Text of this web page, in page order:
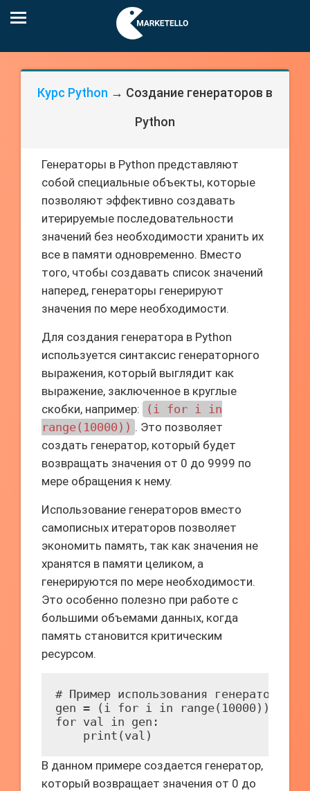
Курс Python → Создание генераторов в
Python
Генераторы в Python представляют
собой специальные объекты, которые
позволяют эффективно создавать
итерируемые последовательности
значений без необходимости хранить их
все в памяти одновременно. Вместо
того, чтобы создавать список значений
наперед, генераторы генерируют
значения по мере необходимости.
Для создания генератора в Python
используется синтаксис генераторного
выражения, который выглядит как
выражение, заключенное в круглые
скобки, например:
(i for i in
range(10000)) . Это позволяет
создать генератор, который будет
возвращать значения от 0 до 9999 по
мере обращения к нему.
Использование генераторов вместо
самописных итераторов позволяет
экономить память, так как значения не
хранятся в памяти целиком, а
генерируются по мере необходимости.
Это особенно полезно при работе с
большими объемами данных, когда
память становится критическим
ресурсом.
# Пример использования генератора
gen = (i for i in range(10000))
for val in gen:
В данном примере создается генератор,
который возвращает значения от 0 до